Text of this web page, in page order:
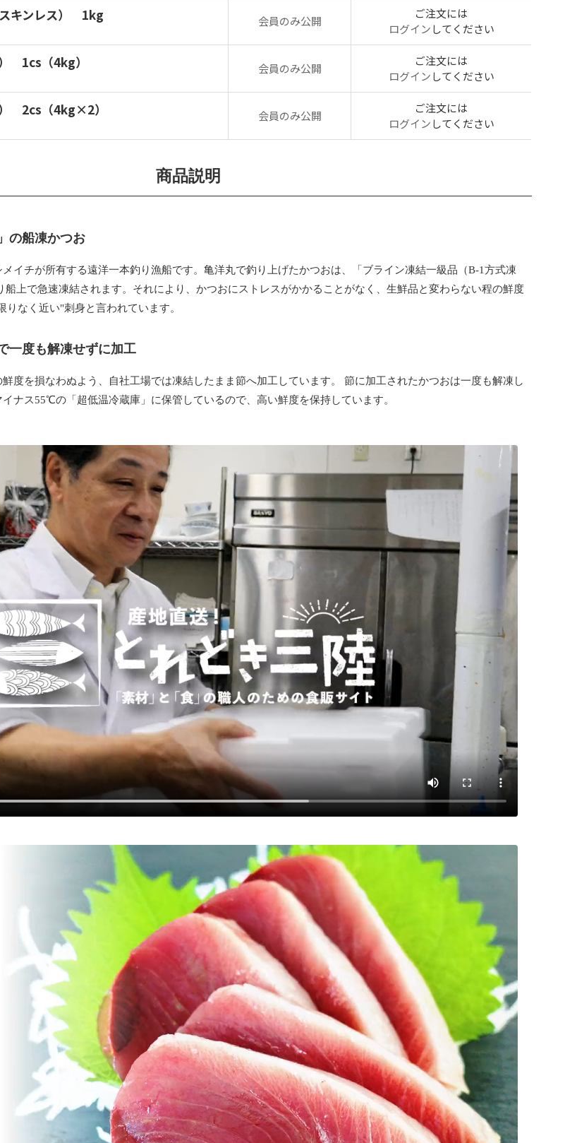
スキンレス） 1kg 会員のみ公開
ご注文には
ログインしてください
1cs（4kg） 会員のみ公開
ご注文には
ログインしてください
2cs（4kg×2） 会員のみ公開
ご注文には
ログインしてください
商品説明
の船凍かつお
メイチが所有する遠洋一本釣り漁船です。亀洋丸で釣り上げたかつおは、「ブライン凍結一級品（B-1方式凍
船上で急速凍結されます。それにより、かつおにストレスがかかることがなく、生鮮品と変わらない程の鮮度
なく近い"刺身と言われています。
一度も解凍せずに加工
鮮度を損なわぬよう、自社工場では凍結したまま節へ加工しています。 節に加工されたかつおは一度も解凍し
ナス55℃の「超低温冷蔵庫」に保管しているので、高い鮮度を保持しています。